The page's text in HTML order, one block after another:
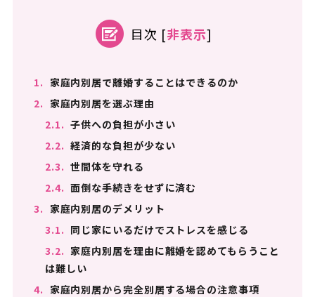
目次 [非表示]
1. 家庭内別居で離婚することはできるのか
2. 家庭内別居を選ぶ理由
2.1. 子供への負担が小さい
2.2. 経済的な負担が少ない
2.3. 世間体を守れる
2.4. 面倒な手続きをせずに済む
3. 家庭内別居のデメリット
3.1. 同じ家にいるだけでストレスを感じる
3.2. 家庭内別居を理由に離婚を認めてもらうこと
は難しい
4. 家庭内別居から完全別居する場合の注意事項